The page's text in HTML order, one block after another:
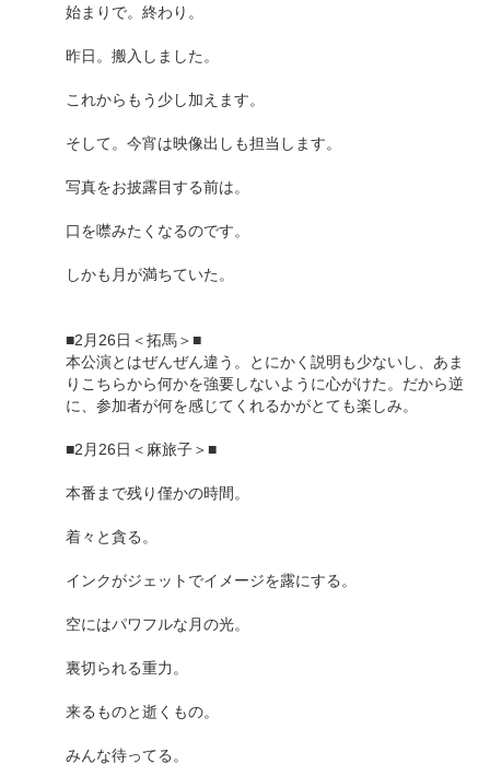
始まりで。終わり。
昨日。搬入しました。
これからもう少し加えます。
そして。今宵は映像出しも担当します。
写真をお披露目する前は。
口を噤みたくなるのです。
しかも月が満ちていた。
■2月26日＜拓馬＞■
本公演とはぜんぜん違う。とにかく説明も少ないし、あま
りこちらから何かを強要しないように心がけた。だから逆
に、参加者が何を感じてくれるかがとても楽しみ。
■2月26日＜麻旅子＞■
本番まで残り僅かの時間。
着々と貪る。
インクがジェットでイメージを露にする。
空にはパワフルな月の光。
裏切られる重力。
来るものと逝くもの。
みんな待ってる。